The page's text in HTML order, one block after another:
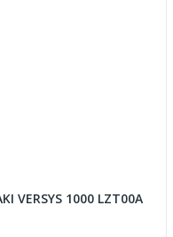
VERSYS 1000 LZT00A